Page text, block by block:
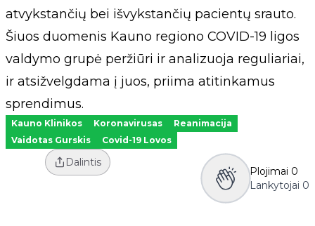
atvykstančių bei išvykstančių pacientų srauto.
Šiuos duomenis Kauno regiono COVID-19 ligos
valdymo grupė peržiūri ir analizuoja reguliariai,
ir atsižvelgdama į juos, priima atitinkamus
sprendimus.
Kauno Klinikos Koronavirusas
Reanimacija
Vaidotas Gurskis
Covid-19 Lovos
Dalintis
Plojimai 0
Lankytojai 0